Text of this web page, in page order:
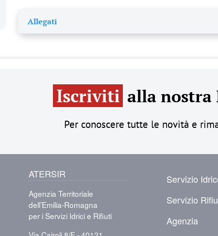
Allegati
Iscriviti alla nostra
Per conoscere tutte le novità e
ATERSIR
Agenzia Territoriale
dell’Emilia-Romagna
per i Servizi Idrici e Rifiuti
Servizio
Servizio
Agenzia